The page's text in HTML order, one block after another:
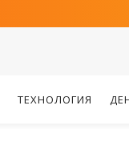
ТЕХНОЛОГИЯ